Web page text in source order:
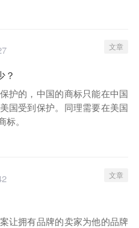
文章
？
护的，中国的商标只能在中国
国受到保护。同理需要在美国
。
文章
让拥有品牌的卖家为他的品牌